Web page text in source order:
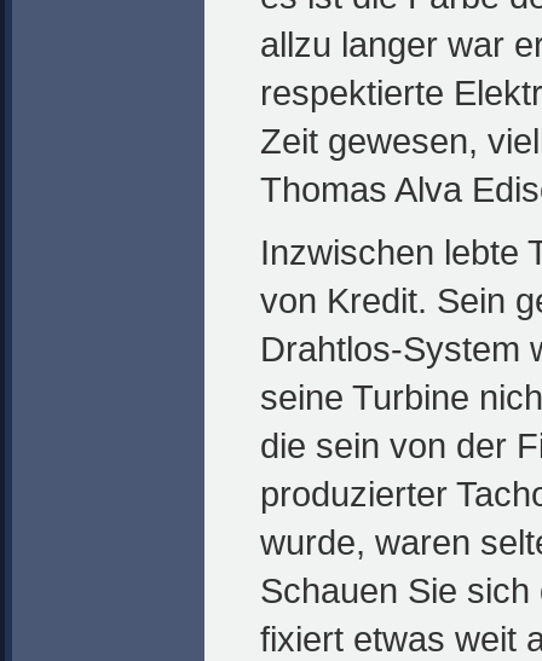
allzu langer war
respektierte
Zeit gewesen,
Thomas Alva
Inzwischen lebte
von Kredit. Sein
Drahtlos-System
seine Turbine
die sein von der
produzierter
wurde, waren
Schauen Sie
fixiert etwas weit